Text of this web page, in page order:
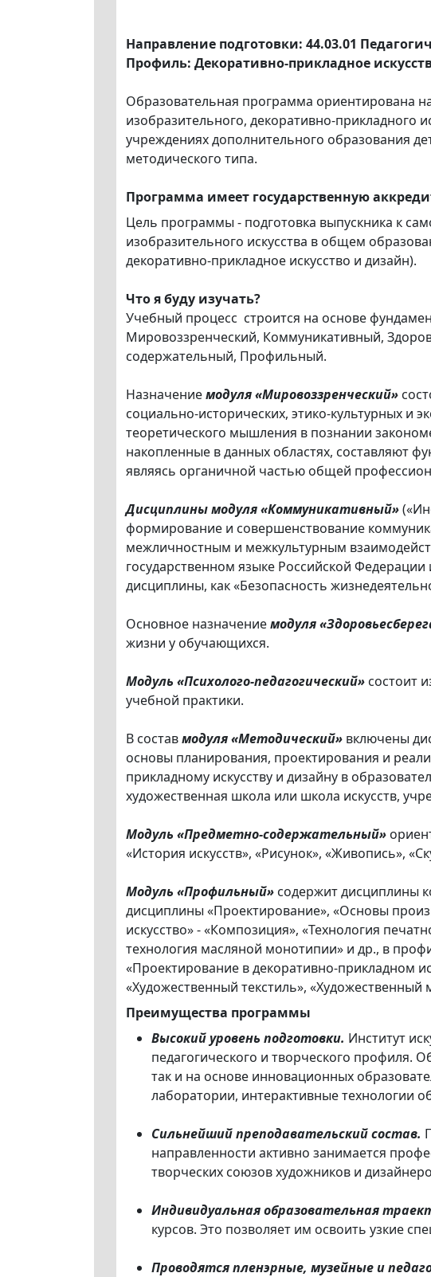
Направление подготовки: 44.03.01
Профиль: Декоративно-прикладное
Образовательная программа ориентирована
изобразительного, декоративно-прикладного
учреждениях дополнительного образования
методического типа.
Программа имеет государственную
Цель программы - подготовка выпускника к
изобразительного искусства в общем
декоративно-прикладное искусство и дизайн).
Что я буду изучать?
Учебный процесс строится на основе
Мировоззренческий, Коммуникативный,
содержательный, Профильный.
Назначениемодуля «Мировоззренческий»
социально-исторических, этико-культурных
теоретического мышления в познании
накопленные в данных областях, составляют
являясь органичной частью общей
Дисциплины модуля «Коммуникативный»
формирование и совершенствование
межличностным и межкультурным
государственном языке Российской
дисциплины, как «Безопасность
Основное назначениемодуля
жизни у обучающихся.
Модуль «Психолого-педагогический» состоит
учебной практики.
В составмодуля «Методический» включены
основы планирования, проектирования и
прикладному искусству и дизайну в
художественная школа или школа искусств,
Модуль «Предметно-содержательный»
«История искусств», «Рисунок», «Живопись»,
Модуль «Профильный» содержит дисциплины
дисциплины «Проектирование», «Основы
искусство» - «Композиция», «Технология
технология масляной монотипии» и др., в
«Проектирование в декоративно-прикладном
«Художественный текстиль», «Художественный
Преимущества программы
Высокий уровень подготовки. Институт
педагогического и творческого профиля.
так и на основе инновационных
лаборатории, интерактивные технологии
Сильнейший преподавательский состав.
направленности активно занимается
творческих союзов художников и
Индивидуальная образовательная
курсов. Это позволяет им освоить узкие
Проводятся пленэрные, музейные и